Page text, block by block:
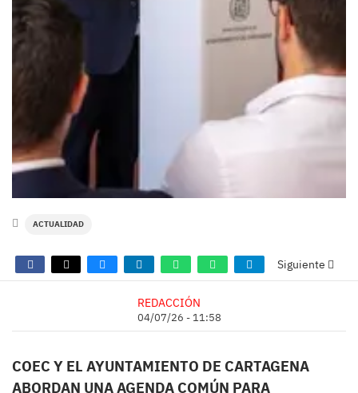
ACTUALIDAD
Siguiente
REDACCIÓN
04/07/26 - 11:58
COEC Y EL AYUNTAMIENTO DE CARTAGENA
ABORDAN UNA AGENDA COMÚN PARA